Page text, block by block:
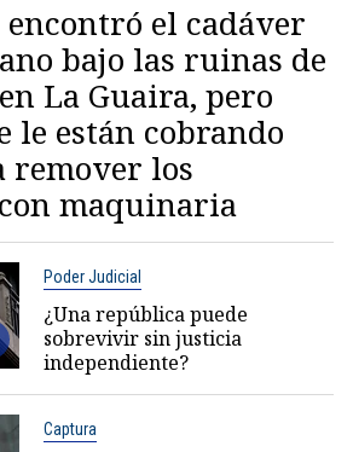
encontró el cadáver
bajo las ruinas de
La Guaira, pero
le están cobrando
remover los
maquinaria
Poder Judicial
¿Una república puede
sobrevivir sin justicia
independiente?
Captura